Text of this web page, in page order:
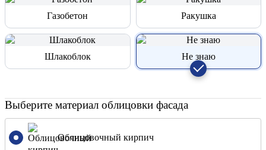
Газобетон Ракушка
Шлакоблок Не знаю
Выберите материал облицовки фасада
Облицовочный кирпич